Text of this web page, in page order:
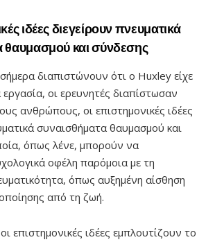
ιδέες διεγείρουν πνευματικά
θαυμασμού και σύνδεσης
διαπιστώνουν ότι ο Huxley είχε
εργασία, οι ερευνητές διαπίστωσαν
ανθρώπους, οι επιστημονικές ιδέες
συναισθήματα θαυμασμού και
όπως λένε, μπορούν να
οφέλη παρόμοια με τη
όπως αυξημένη αίσθηση
από τη ζωή.
επιστημονικές ιδέες εμπλουτίζουν το